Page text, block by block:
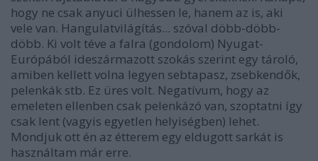
hogy ne csak anyuci ülhessen le, hanem az is, aki
vele van. Hangulatvilágítás... szóval döbb-döbb-
döbb. Ki volt téve a falra (gondolom) Nyugat-
Európából ideszármazott szokás szerint egy tároló,
amiben kellett volna legyen sebtapasz, zsebkendők,
pelenkák stb. Ez üres volt. Negatívum, hogy az
emeleten ellenben csak pelenkázó van, szoptatni így
csak lent (vagyis egyetlen helyiségben) lehet.
Mondjuk ott én az étterem egy eldugott sarkát is
használtam már erre.